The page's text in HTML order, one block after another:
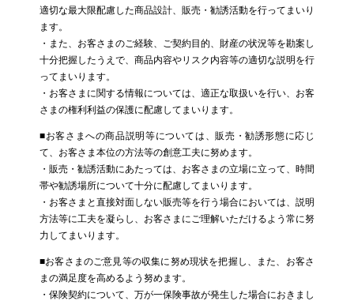
適切な最大限配慮した商品設計、販売・勧誘活動を行ってまいり
ます。
・また、お客さまのご経験、ご契約目的、財産の状況等を勘案し
十分把握したうえで、商品内容やリスク内容等の適切な説明を行
ってまいります。
・お客さまに関する情報については、適正な取扱いを行い、お客
さまの権利利益の保護に配慮してまいります。
■お客さまへの商品説明等については、販売・勧誘形態に応じ
て、お客さま本位の方法等の創意工夫に努めます。
・販売・勧誘活動にあたっては、お客さまの立場に立って、時間
帯や勧誘場所について十分に配慮してまいります。
・お客さまと直接対面しない販売等を行う場合においては、説明
方法等に工夫を凝らし、お客さまにご理解いただけるよう常に努
力してまいります。
■お客さまのご意見等の収集に努め現状を把握し、また、お客さ
まの満足度を高めるよう努めます。
・保険契約について、万が一保険事故が発生した場合におきまし